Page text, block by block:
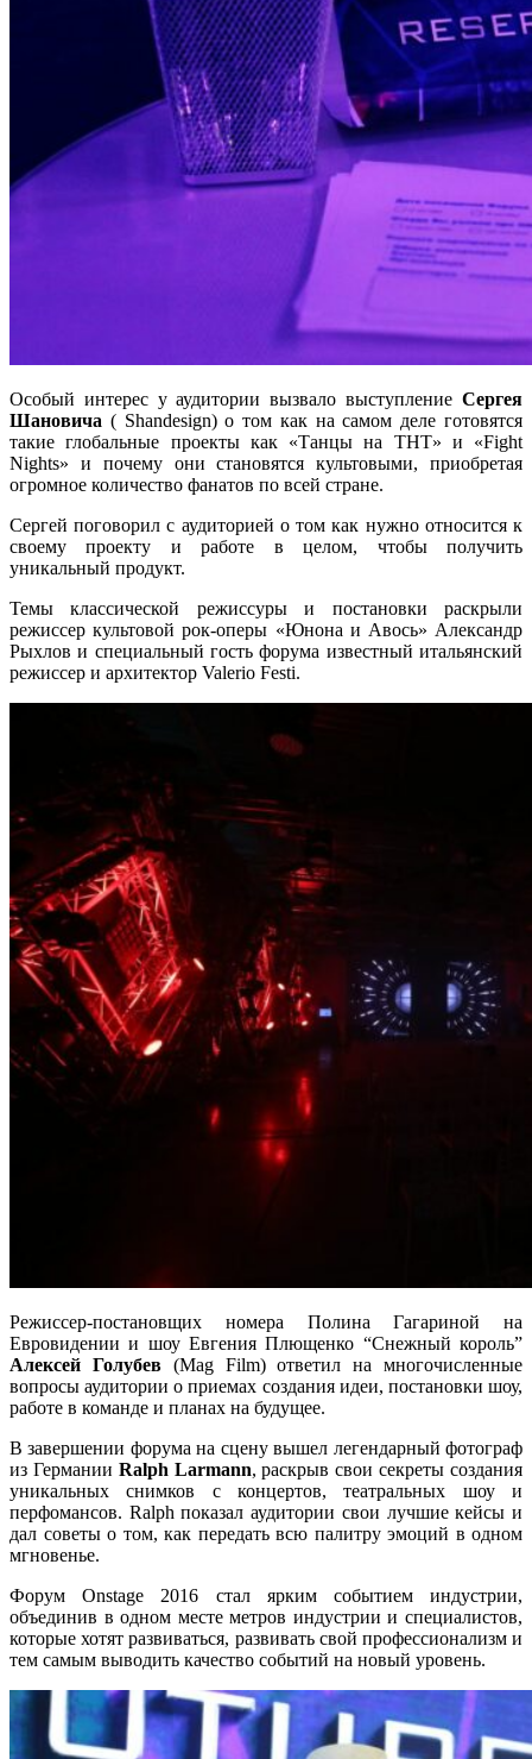
Особый интерес у аудитории вызвало выступление Сергея
Шановича ( Shandesign) о том как на самом деле готовятся
такие глобальные проекты как «Танцы на ТНТ» и «Fight
Nights» и почему они становятся культовыми, приобретая
огромное количество фанатов по всей стране.
Сергей поговорил с аудиторией о том как нужно относится к
своему проекту и работе в целом, чтобы получить
уникальный продукт.
Темы классической режиссуры и постановки раскрыли
режиссер культовой рок-оперы «Юнона и Авось» Александр
Рыхлов и специальный гость форума известный итальянский
режиссер и архитектор Valerio Festi.
Режиссер-постановщих номера Полина Гагариной на
Евровидении и шоу Евгения Плющенко “Снежный король”
Алексей Голубев(Mag Film) ответил на многочисленные
вопросы аудитории о приемах создания идеи, постановки шоу,
работе в команде и планах на будущее.
В завершении форума на сцену вышел легендарный фотограф
из Германии Ralph Larmann, раскрыв свои секреты создания
уникальных снимков с концертов, театральных шоу и
перфомансов. Ralph показал аудитории свои лучшие кейсы и
дал советы о том, как передать всю палитру эмоций в одном
мгновенье.
Форум Onstage 2016 cтал ярким событием индустрии,
объединив в одном месте метров индустрии и специалистов,
которые хотят развиваться, развивать свой профессионализм и
тем самым выводить качество событий на новый уровень.